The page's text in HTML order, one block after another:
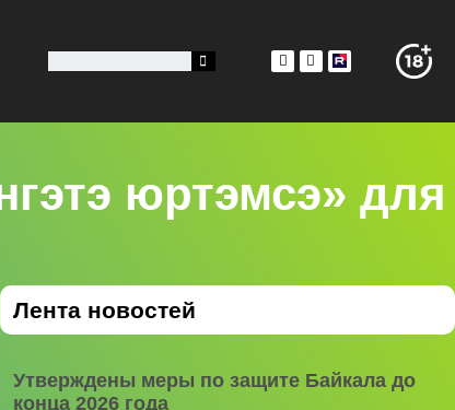
юртэмсэ» для
Лента новостей
Утверждены меры по защите Байкала до
конца 2026 года